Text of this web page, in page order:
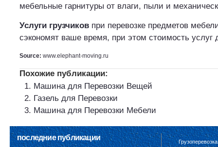
мебельные гарнитуры от влаги, пыли и
Услуги грузчиков при перевозке предметов
сэкономят ваше время, при этом стоимость услуг
Source: www.elephant-moving.ru
Похожие публикации:
Машина для Перевозки Вещей
Газель для Перевозки
Машина для Перевозки Мебели
последние публикации